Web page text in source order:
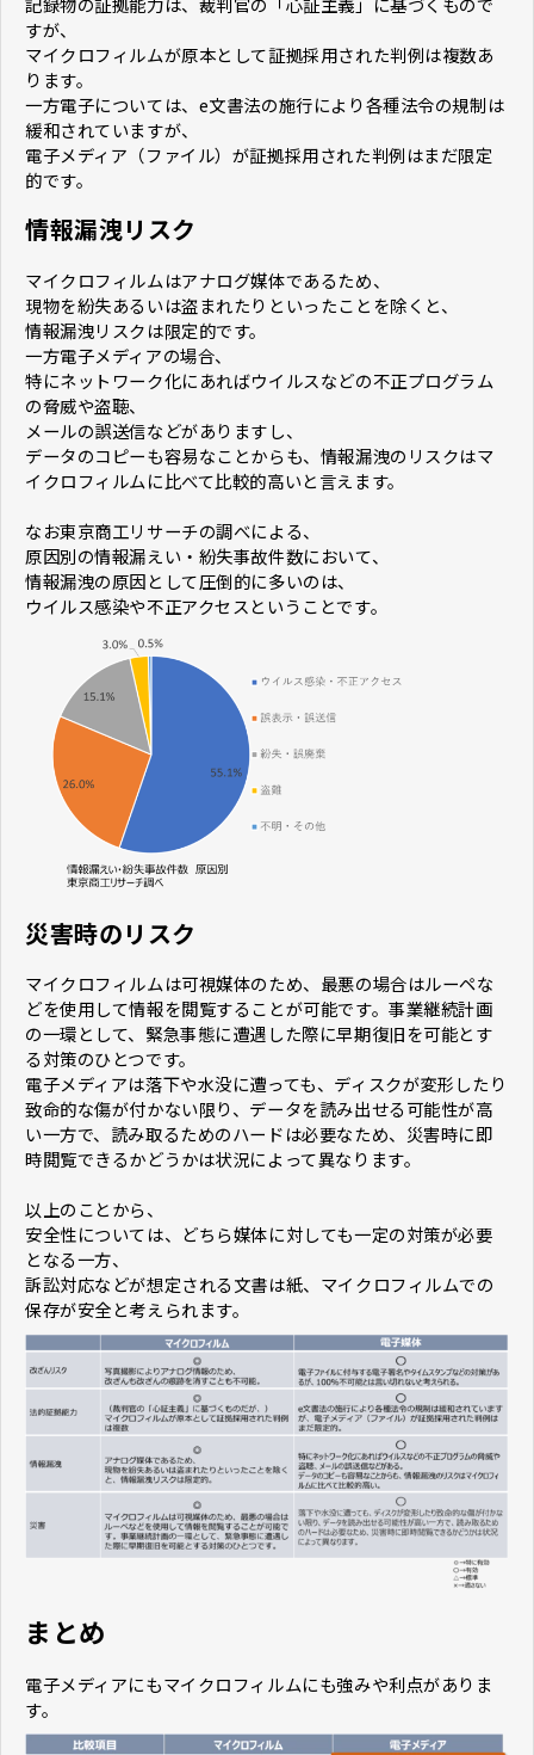
すが、
マイクロフィルムが原本として証拠採用された判例は複数あ
ります。
一方電子については、e文書法の施行により各種法令の規制は
緩和されていますが、
電子メディア（ファイル）が証拠採用された判例はまだ限定
的です。
情報漏洩リスク
マイクロフィルムはアナログ媒体であるため、
現物を紛失あるいは盗まれたりといったことを除くと、
情報漏洩リスクは限定的です。
一方電子メディアの場合、
特にネットワーク化にあればウイルスなどの不正プログラム
の脅威や盗聴、
メールの誤送信などがありますし、
データのコピーも容易なことからも、情報漏洩のリスクはマ
イクロフィルムに比べて比較的高いと言えます。
なお東京商工リサーチの調べによる、
原因別の情報漏えい・紛失事故件数において、
情報漏洩の原因として圧倒的に多いのは、
ウイルス感染や不正アクセスということです。
災害時のリスク
マイクロフィルムは可視媒体のため、最悪の場合はルーペな
どを使用して情報を閲覧することが可能です。事業継続計画
の一環として、緊急事態に遭遇した際に早期復旧を可能とす
る対策のひとつです。
電子メディアは落下や水没に遭っても、ディスクが変形したり
致命的な傷が付かない限り、データを読み出せる可能性が高
い一方で、読み取るためのハードは必要なため、災害時に即
時閲覧できるかどうかは状況によって異なります。
以上のことから、
安全性については、どちら媒体に対しても一定の対策が必要
となる一方、
訴訟対応などが想定される文書は紙、マイクロフィルムでの
保存が安全と考えられます。
まとめ
電子メディアにもマイクロフィルムにも強みや利点がありま
す。